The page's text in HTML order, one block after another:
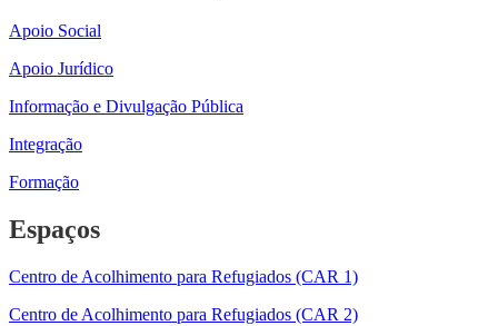
Apoio Social
Apoio Jurídico
Informação e Divulgação Pública
Integração
Formação
Espaços
Centro de Acolhimento para Refugiados (CAR 1)
Centro de Acolhimento para Refugiados (CAR 2)